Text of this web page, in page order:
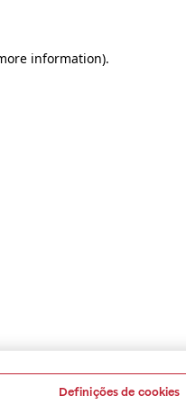
information).
Definições de cookies